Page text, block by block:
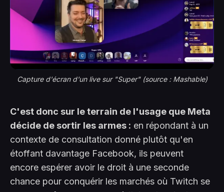
Capture d'écran d'un live sur "Super" (source : Mashable)
C'est donc sur le terrain de l'usage que Meta
décide de sortir les armes : en répondant à un
contexte de consultation donné plutôt qu'en
étoffant davantage Facebook, ils peuvent
encore espérer avoir le droit à une seconde
chance pour conquérir les marchés où Twitch se